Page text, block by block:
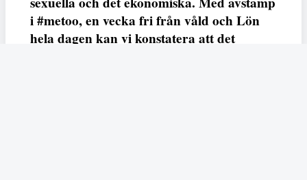
i #metoo, en vecka fri från våld och Lön
hela dagen kan vi konstatera att det